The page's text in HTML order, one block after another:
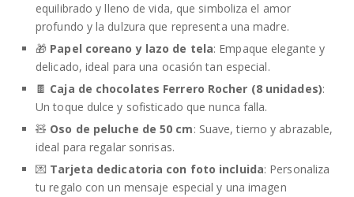
equilibrado y lleno de vida, que simboliza el amor
profundo y la dulzura que representa una madre.
🎁 Papel coreano y lazo de tela: Empaque elegante y
delicado, ideal para una ocasión tan especial.
🍫 Caja de chocolates Ferrero Rocher (8 unidades):
Un toque dulce y sofisticado que nunca falla.
🧸 Oso de peluche de 50 cm: Suave, tierno y abrazable,
ideal para regalar sonrisas.
💌 Tarjeta dedicatoria con foto incluida: Personaliza
tu regalo con un mensaje especial y una imagen